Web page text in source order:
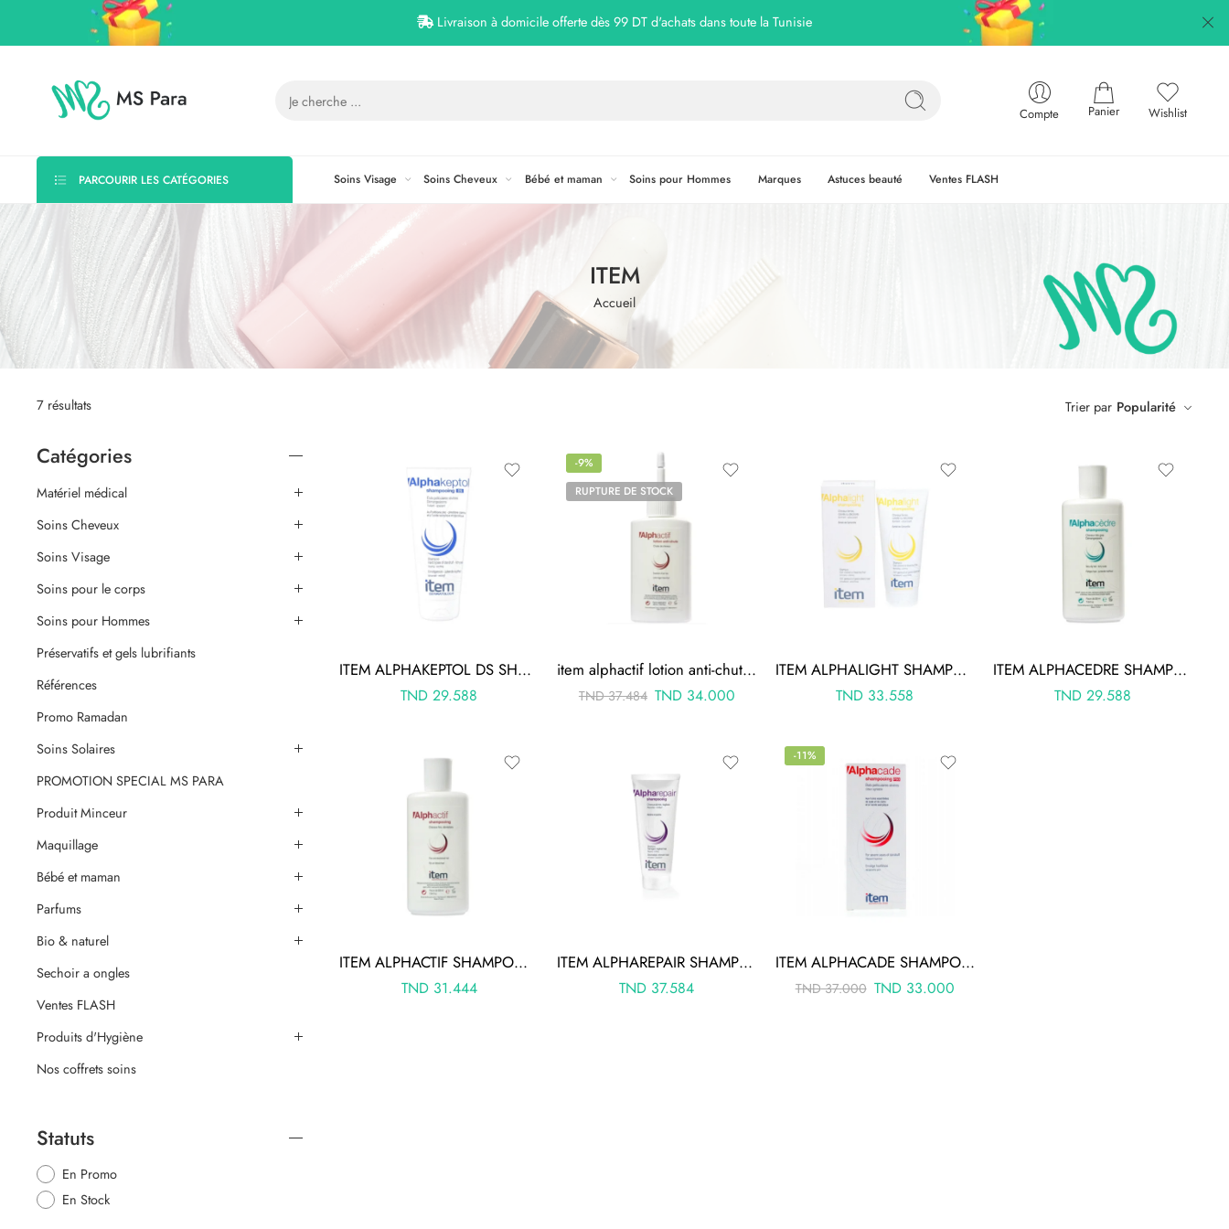
Livraison à domicile offerte dès 99 DT d'achats dans toute la Tunisie
Compte Panier Wishlist
PARCOURIR LES CATÉGORIES Soins Visage Soins Cheveux Bébé et maman Soins pour Hommes Marques Astuces beauté Ventes FLASH
ITEM
Accueil
7 résultats Trier par Popularité
ITEM ALPHAKEPTOL DS SHAMPOOING ANTIPELLICULAIRE 200ML
TND 29.588
-9%
RUPTURE DE STOCK
item alphactif lotion anti-chute 100ml
TND37.484 TND34.000
ITEM ALPHALIGHT SHAMPOOING CHEVEUX TERNES COLORES 200ML
TND 33.558
ITEM ALPHACEDRE SHAMPOOING SEBOREGULATEUR 200ML
TND29.588
ITEM ALPHACTIF SHAMPOOING TONIFIANT 200ML
TND31.444
ITEM ALPHAREPAIR SHAMPOOING REPARATEUR 200ML
TND 37.584
-11%
ITEM ALPHACADE SHAMPOING PSO ETATS PELLICULAIRES SEVERES 200 ML
TND37.000 TND33.000
Catégories
Matériel médical
Soins Cheveux
Soins Visage
Soins pour le corps
Soins pour Hommes
Préservatifs et gels lubrifiants
Références
Promo Ramadan
Soins Solaires
PROMOTION SPECIAL MS PARA
Produit Minceur
Maquillage
Bébé et maman
Parfums
Bio & naturel
Sechoir a ongles
Ventes FLASH
Produits d'Hygiène
Nos coffrets soins
Statuts
En Promo
En Stock